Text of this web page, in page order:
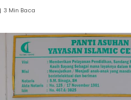
3 Min Baca